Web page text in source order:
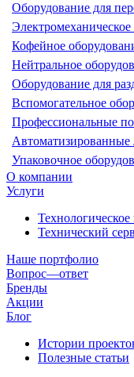
Оборудование для
Кофейное
Нейтральное
Оборудование для
Вспомогательное
Профессиональные
Автоматизированные
Упаковочное
О компании
Услуги
Технический
Наше портфолио
Вопрос—ответ
Бренды
Акции
Блог
Истории
Полезные статьи